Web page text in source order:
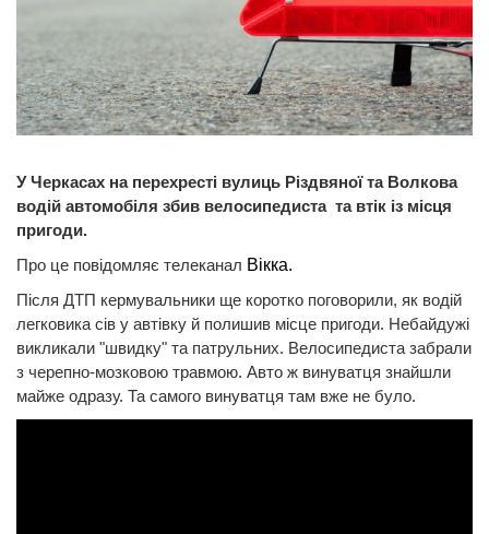
У Черкасах на перехресті вулиць Різдвяної та Волкова
водій автомобіля збив велосипедиста та втік із місця
пригоди.
Про це повідомляє телеканал Вікка.
Після ДТП кермувальники ще коротко поговорили, як водій
легковика сів у автівку й полишив місце пригоди. Небайдужі
викликали "швидку" та патрульних. Велосипедиста забрали
з черепно-мозковою травмою. Авто ж винуватця знайшли
майже одразу. Та самого винуватця там вже не було.